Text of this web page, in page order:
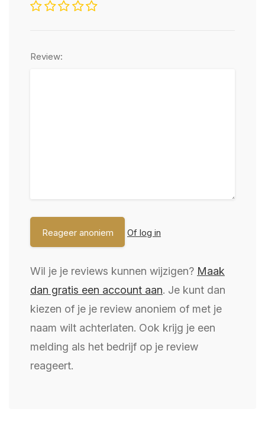
Review:
Of log in
Wil je je reviews kunnen wijzigen? Maak
dan gratis een account aan. Je kunt dan
kiezen of je je review anoniem of met je
naam wilt achterlaten. Ook krijg je een
melding als het bedrijf op je review
reageert.